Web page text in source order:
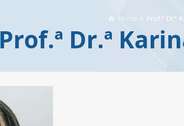
Home Prof.ª Dr.ª
Prof.ª Dr.ª